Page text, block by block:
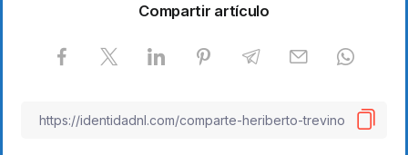
Compartir artículo